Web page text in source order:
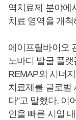
역치료제 분야에
치료 영역을 개
에이프릴바이오
노바디 발굴 플
REMAP의 시너
치료제를 글로벌
다”고 말했다. 이
인을 빠른 시일